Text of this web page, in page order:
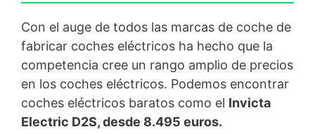
Con el auge de todos las marcas de coche de
fabricar coches eléctricos ha hecho que la
competencia cree un rango amplio de precios
en los coches eléctricos. Podemos encontrar
coches eléctricos baratos como el Invicta
Electric D2S, desde 8.495 euros.